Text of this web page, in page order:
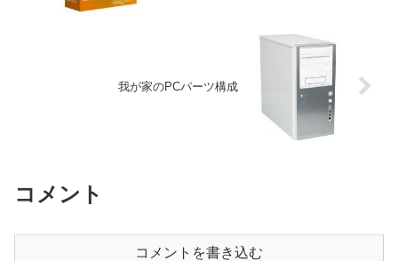
我が家のPCパーツ構成
コメント
コメントを書き込む